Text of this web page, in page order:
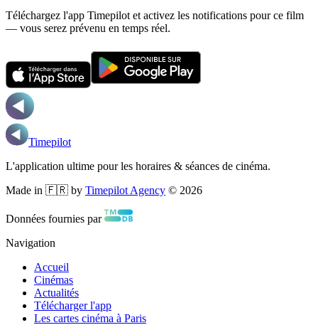
Téléchargez l'app Timepilot et activez les notifications pour ce film
— vous serez prévenu en temps réel.
Timepilot
L'application ultime pour les horaires & séances de cinéma.
Made in 🇫🇷 by Timepilot Agency © 2026
Données fournies par
Navigation
Accueil
Cinémas
Actualités
Télécharger l'app
Les cartes cinéma à Paris